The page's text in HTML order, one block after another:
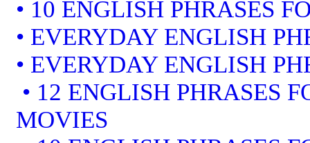
• 10 ENGLISH PHRASES
• EVERYDAY ENGLISH
• EVERYDAY ENGLISH
• 12 ENGLISH PHRASES
MOVIES